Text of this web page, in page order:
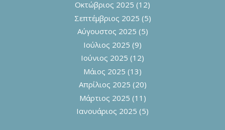
Οκτώβριος 2025 (12)
Σεπτέμβριος 2025 (5)
Αύγουστος 2025 (5)
Ιούλιος 2025 (9)
Ιούνιος 2025 (12)
Μάιος 2025 (13)
Απρίλιος 2025 (20)
Μάρτιος 2025 (11)
Ιανουάριος 2025 (5)